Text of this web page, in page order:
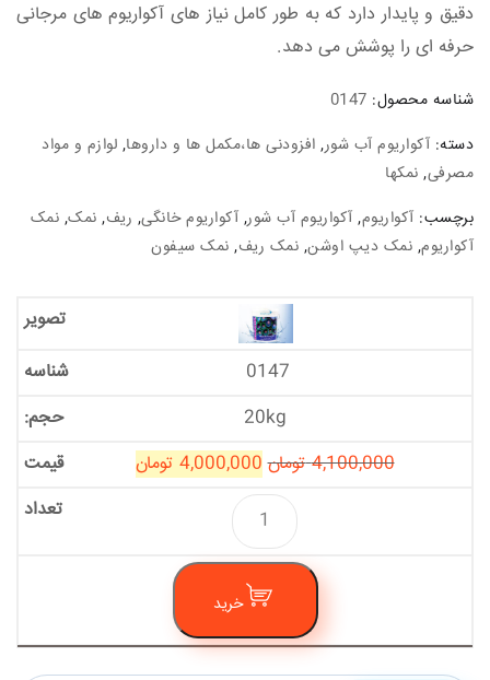
دقیق و پایدار دارد که به طور کامل نیاز های آکواریوم‌ های مرجانی
حرفه‌ ای را پوشش می‌ دهد.
شناسه محصول: 0147
دسته: آکواریوم آب شور, افزودنی ها،مکمل ها و داروها, لوازم و مواد
مصرفی, نمکها
برچسب: آکواریوم, آکواریوم آب شور, آکواریوم خانگی, ریف, نمک, نمک
آکواریوم, نمک دیپ اوشن, نمک ریف, نمک سیفون
0147
20kg
4,100,000 تومان 4,000,000 تومان
خرید